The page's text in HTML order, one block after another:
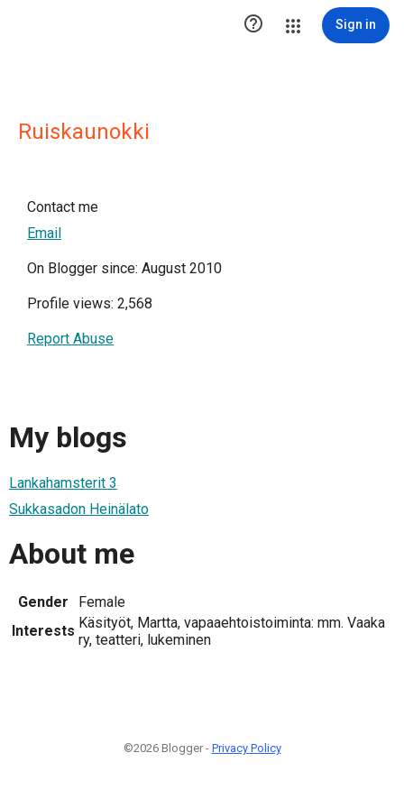
 Sign in
Ruiskaunokki
Contact me
Email
On Blogger since: August 2010
Profile views: 2,568
Report Abuse
My blogs
Lankahamsterit 3
Sukkasadon Heinälato
About me
Gender
Female
Interests Käsityöt, Martta, vapaaehtoistoiminta: mm. Vaaka
ry, teatteri, lukeminen
©2026 Blogger - Privacy Policy